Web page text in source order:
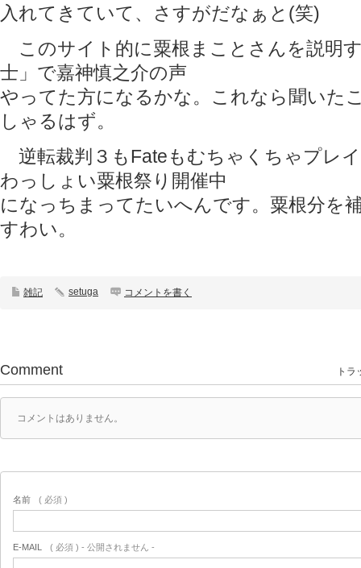
入れてきていて、さすがだなぁと(笑)
このサイト的に粟根まことさんを説明
士」で嘉神慎之介の声
やってた方になるかな。これなら聞いた
しゃるはず。
逆転裁判３もFateもむちゃくちゃプレ
わっしょい粟根祭り開催中
になっちまってたいへんです。粟根分を
すわい。
雑記 setuga コメントを書く
Comment トラ
コメントはありません。
名前 ( 必須 )
E-MAIL ( 必須 ) - 公開されません -